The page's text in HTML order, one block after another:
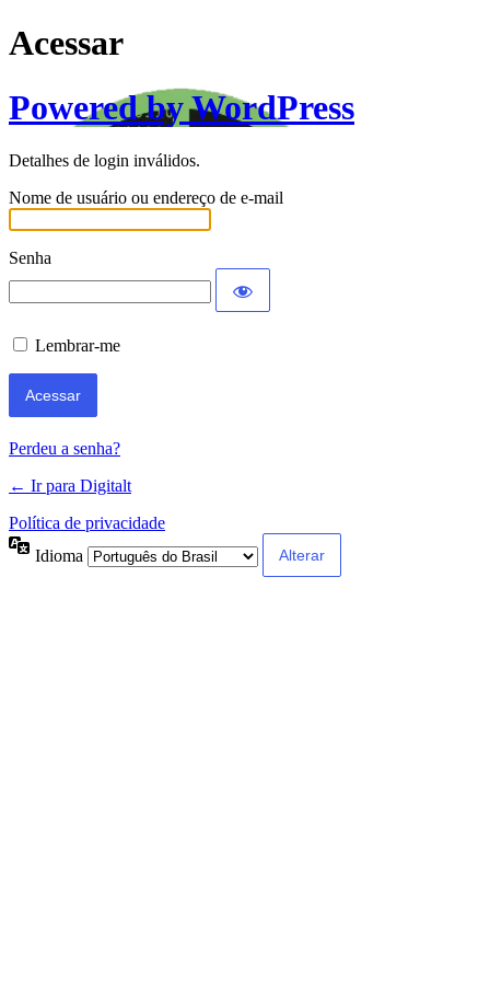
Acessar
Powered by WordPress
Detalhes de login inválidos.
Nome de usuário ou endereço de e-mail
Senha
Lembrar-me
Perdeu a senha?
← Ir para Digitalt
Política de privacidade
Idioma